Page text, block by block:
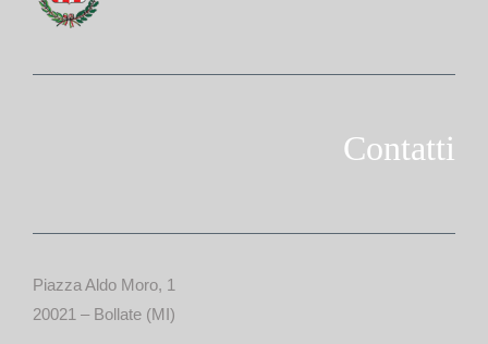
Contatti
Piazza Aldo Moro, 1
20021 – Bollate (MI)